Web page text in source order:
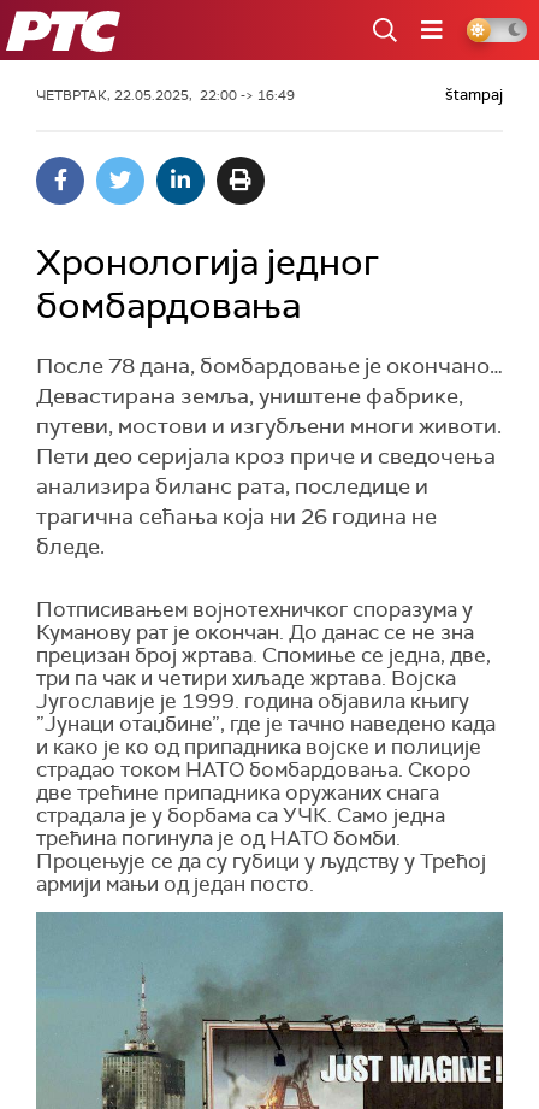
РТС
ЧЕТВРТАК, 22.05.2025, 22:00 -> 16:49 štampaj
Хронологија једног
бомбардовања
После 78 дана, бомбардовање је окончано…
Девастирана земља, уништене фабрике,
путеви, мостови и изгубљени многи животи.
Пети део серијала кроз приче и сведочења
анализира биланс рата, последице и
трагична сећања која ни 26 година не
бледе.
Потписивањем војнотехничког споразума у
Куманову рат је окончан. До данас се не зна
прецизан број жртава. Спомиње се једна, две,
три па чак и четири хиљаде жртава. Војска
Југославије је 1999. година објавила књигу
”Јунаци отаџбине”, где је тачно наведено када
и како је ко од припадника војске и полиције
страдао током НАТО бомбардовања. Скоро
две трећине припадника оружаних снага
страдала је у борбама са УЧК. Само једна
трећина погинула је од НАТО бомби.
Процењује се да су губици у људству у Трећој
армији мањи од један посто.